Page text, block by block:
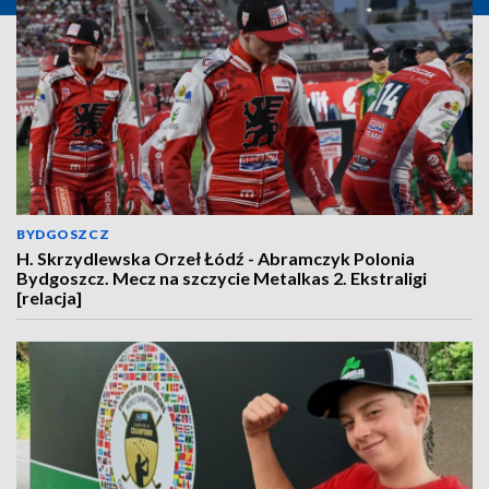
BYDGOSZCZ
H. Skrzydlewska Orzeł Łódź - Abramczyk Polonia
Bydgoszcz. Mecz na szczycie Metalkas 2. Ekstraligi
[relacja]